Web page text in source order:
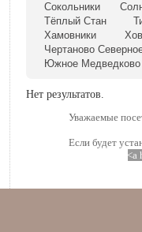
Сокольники
Тёплый Стан
Хамовники
Чертаново
Южное Медведково
Нет результатов.
Уважаемые
Если будет
<a